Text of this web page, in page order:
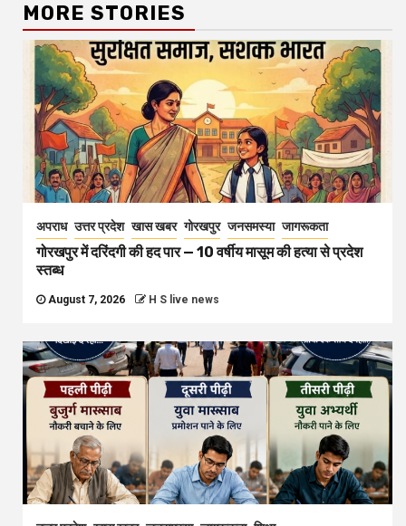
MORE STORIES
अपराध उत्तर प्रदेश खास खबर गोरखपुर जनसमस्या जागरूकता
गोरखपुर में दरिंदगी की हद पार — 10 वर्षीय मासूम की हत्या से प्रदेश
स्तब्ध
August 7, 2026 H S live news